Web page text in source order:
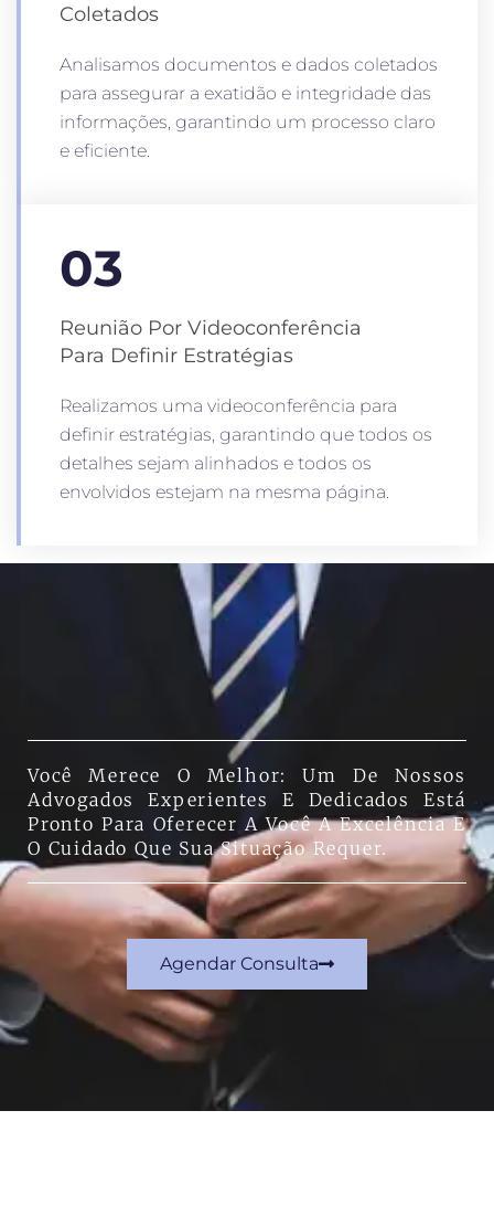
Coletados
Analisamos documentos e dados coletados
para assegurar a exatidão e integridade das
informações, garantindo um processo claro
e eficiente.
03
Reunião Por Videoconferência
Para Definir Estratégias
Realizamos uma videoconferência para
definir estratégias, garantindo que todos os
detalhes sejam alinhados e todos os
envolvidos estejam na mesma página.
Você Merece O Melhor: Um De Nossos
Advogados Experientes E Dedicados Está
Pronto Para Oferecer A Você A Excelência E
O Cuidado Que Sua Situação Requer.
Agendar Consulta